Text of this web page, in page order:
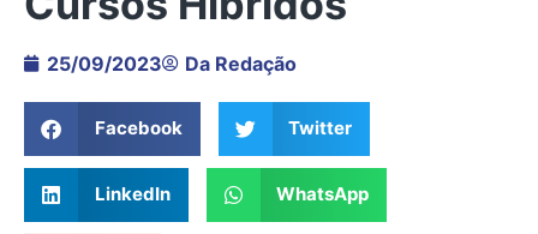
25/09/2023 Da Redação
Facebook Twitter
LinkedIn WhatsApp